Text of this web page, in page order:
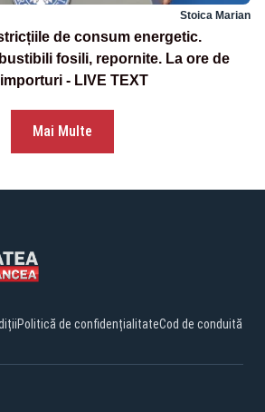
Stoica Marian
de consum energetic.
fosili, repornite. La ore de
- LIVE TEXT
Mai Multe
Politică de confidențialitateCod de conduită